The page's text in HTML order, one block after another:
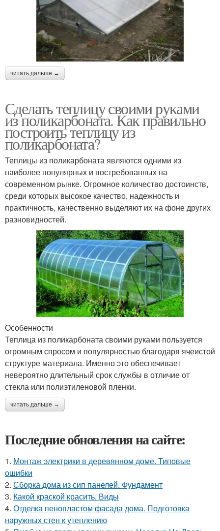
читать дальше →
Сделать теплицу своими руками
из поликарбоната. Как правильно
построить теплицу из
поликарбоната?
Теплицы из поликарбоната являются одними из
наиболее популярных и востребованных на
современном рынке. Огромное количество достоинств,
среди которых высокое качество, надежность и
практичность, качественно выделяют их на фоне других
разновидностей.
Особенности
Теплица из поликарбоната своими руками пользуется
огромным спросом и популярностью благодаря ячеистой
структуре материала. Именно это обеспечивает
невероятно длительный срок службы в отличие от
стекла или полиэтиленовой пленки.
читать дальше →
Последние обновления на сайте:
1. Монтаж электрики в деревянном доме. Типовые
ошибки
2. Сборка дома из сип панелей. Фундамент
3. Какой краской красить. Виды
4. Отделка пенопластом фасада дома. Подготовка
наружных стен к утеплению